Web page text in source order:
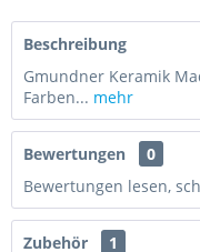
Beschreibung
Gmundner Keramik
Farben... mehr
Bewertungen
0
Bewertungen lesen,
Zubehör 1